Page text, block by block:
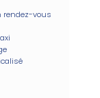
rendez-vous